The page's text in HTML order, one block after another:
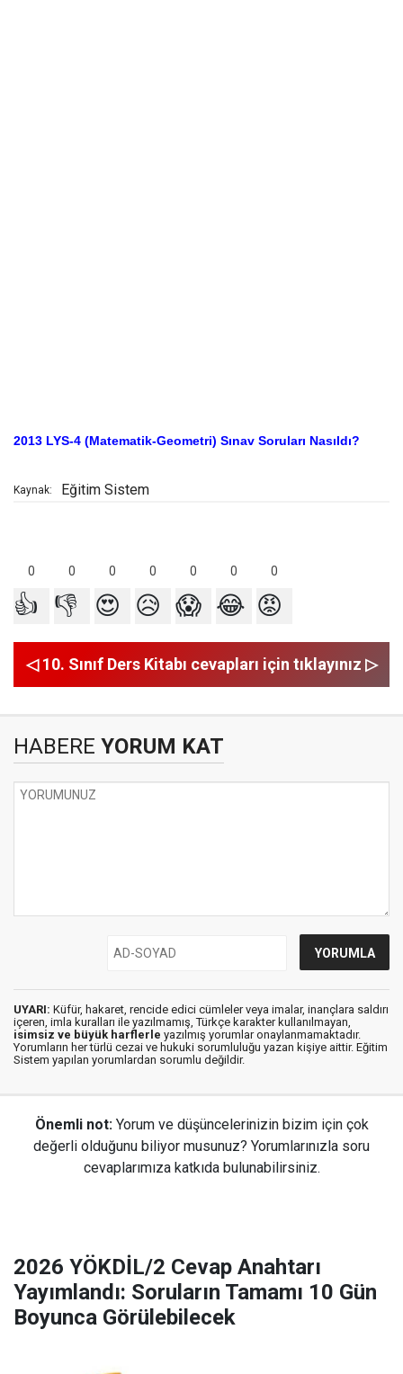
2013 LYS-4 (Matematik-Geometri) Sınav Soruları Nasıldı?
Kaynak: Eğitim Sistem
0 0 0 0 0 0 0
👍 👎 😍 😥 😱 😂 😡
◁ 10. Sınıf Ders Kitabı cevapları için tıklayınız ▷
HABERE YORUM KAT
UYARI: Küfür, hakaret, rencide edici cümleler veya imalar, inançlara saldırı
içeren, imla kuralları ile yazılmamış, Türkçe karakter kullanılmayan,
isimsiz ve büyük harflerle yazılmış yorumlar onaylanmamaktadır.
Yorumların her türlü cezai ve hukuki sorumluluğu yazan kişiye aittir. Eğitim
Sistem yapılan yorumlardan sorumlu değildir.
Önemli not: Yorum ve düşüncelerinizin bizim için çok
değerli olduğunu biliyor musunuz? Yorumlarınızla soru
cevaplarımıza katkıda bulunabilirsiniz.
2026 YÖKDİL/2 Cevap Anahtarı
Yayımlandı: Soruların Tamamı 10 Gün
Boyunca Görülebilecek